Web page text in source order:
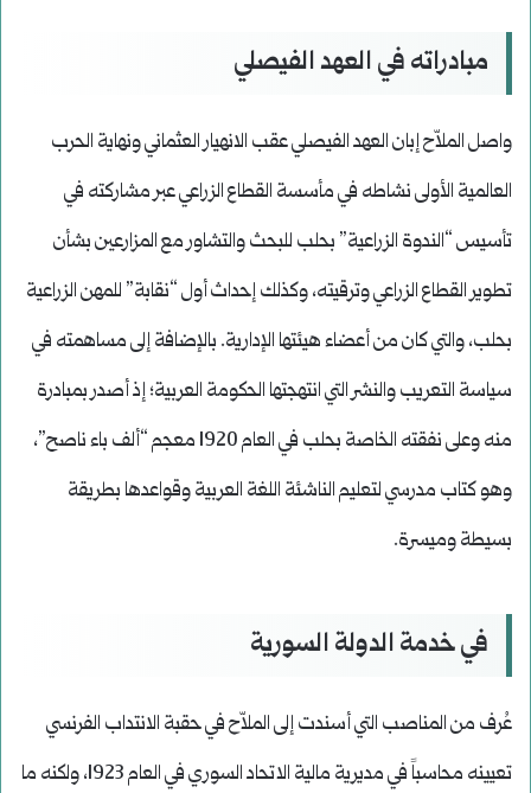
مبادراته في العهد الفيصلي
واصل الملاّح إبان العهد الفيصلي عقب الانهيار العثماني ونهاية الحرب
العالمية الأولى نشاطه في مأسسة القطاع الزراعي عبر مشاركته في
تأسيس “الندوة الزراعية” بحلب للبحث والتشاور مع المزارعين بشأن
تطوير القطاع الزراعي وترقيته، وكذلك إحداث أول “نقابة” للمهن الزراعية
بحلب، والتي كان من أعضاء هيئتها الإدارية. بالإضافة إلى مساهمته في
سياسة التعريب والنشر التي انتهجتها الحكومة العربية؛ إذ أصدر بمبادرة
منه وعلى نفقته الخاصة بحلب في العام 1920 معجم “ألف باء ناصح”،
وهو كتاب مدرسي لتعليم الناشئة اللغة العربية وقواعدها بطريقة
بسيطة وميسرة.
في خدمة الدولة السورية
عُرف من المناصب التي أسندت إلى الملاّح في حقبة الانتداب الفرنسي
تعيينه محاسباً في مديرية مالية الاتحاد السوري في العام 1923، ولكنه ما